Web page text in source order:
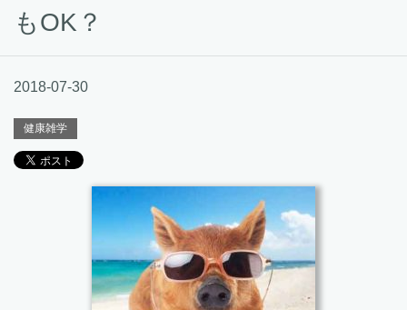
もOK？
2018-07-30
健康雑学